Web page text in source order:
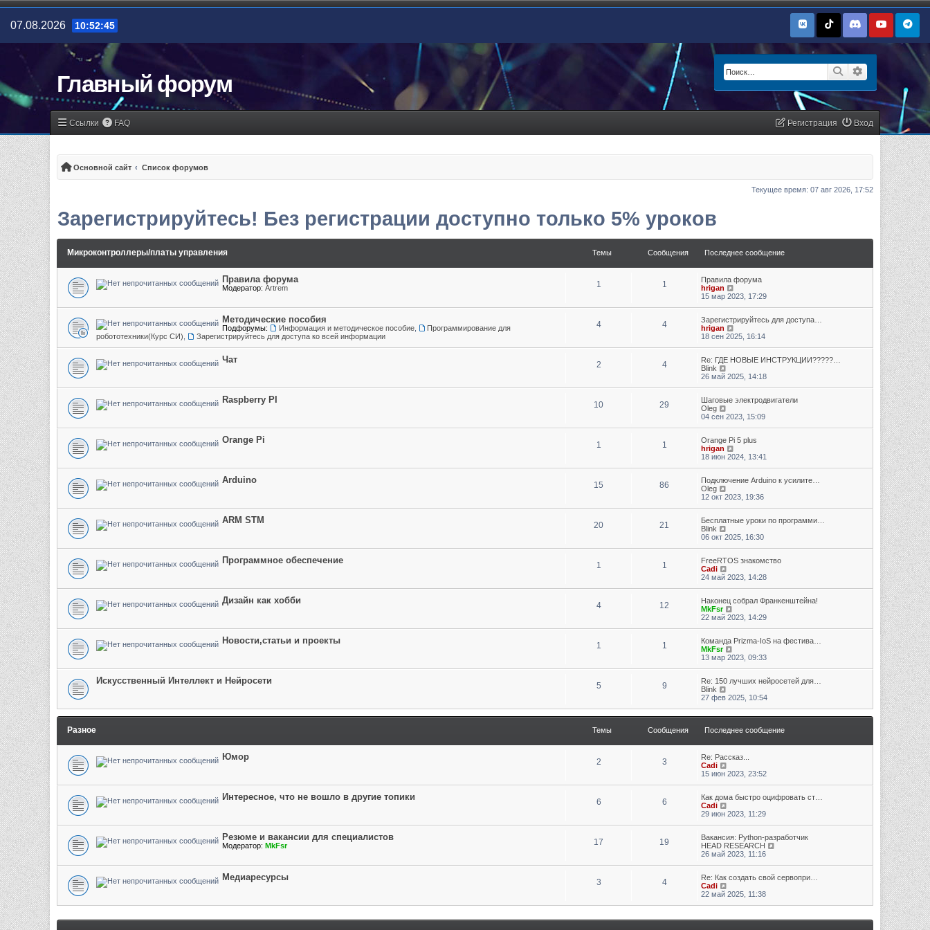
07.08.2026 10:52:45
Главный форум Поиск Расширенный
Ссылки FAQ Вход
Регистрация
Основной сайт Список форумов
Текущее время: 07 авг 2026, 17:52
Зарегистрируйтесь! Без регистрации доступно только 5% уроков
Микроконтроллеры/платы управления Темы Сообщения Последнее сообщение
Правила форума
Модератор: Artrem 1 1
Правила форума
hrigan
15 мар 2023, 17:29
Методические пособия
Подфорумы: Информация и методическое пособие,
Программирование для
робототехники(Курс СИ)
Зарегистрируйтесь для доступа ко всей информации
4 4
Зарегистрируйтесь для доступа…
hrigan
18 сен 2025, 16:14
Чат 2 4
Re: ГДЕ НОВЫЕ ИНСТРУКЦИИ?????…
Blink
26 май 2025, 14:18
Raspberry PI 10 29
Шаговые электродвигатели
Oleg
04 сен 2023, 15:09
Orange Pi 1 1
Orange Pi 5 plus
hrigan
18 июн 2024, 13:41
Arduino 15 86
Подключение Arduino к усилите…
Oleg
12 окт 2023, 19:36
ARM STM 20 21
Бесплатные уроки по программи…
Blink
06 окт 2025, 16:30
Программное обеспечение 1 1
FreeRTOS знакомство
Cadi
24 май 2023, 14:28
Дизайн как хобби 4 12
Наконец собрал Франкенштейна!
MkFsr
22 май 2023, 14:29
Новости,статьи и проекты 1 1
Команда Prizma-IoS на фестива…
MkFsr
13 мар 2023, 09:33
Искусственный Интеллект и Нейросети 5 9
Re: 150 лучших нейросетей для…
Blink
27 фев 2025, 10:54
Разное Темы Сообщения Последнее сообщение
Юмор 2 3
Re: Рассказ...
Cadi
15 июн 2023, 23:52
Интересное, что не вошло в другие топики 6 6
Как дома быстро оцифровать ст…
Cadi
29 июн 2023, 11:29
Резюме и вакансии для специалистов
Модератор: MkFsr 17 19
Вакансия: Python-разработчик
HEAD RESEARCH
Перейти к последнему сообщению
26 май 2023, 11:16
Медиаресурсы 3 4
Re: Как создать свой сервопри…
Cadi
22 май 2025, 11:38